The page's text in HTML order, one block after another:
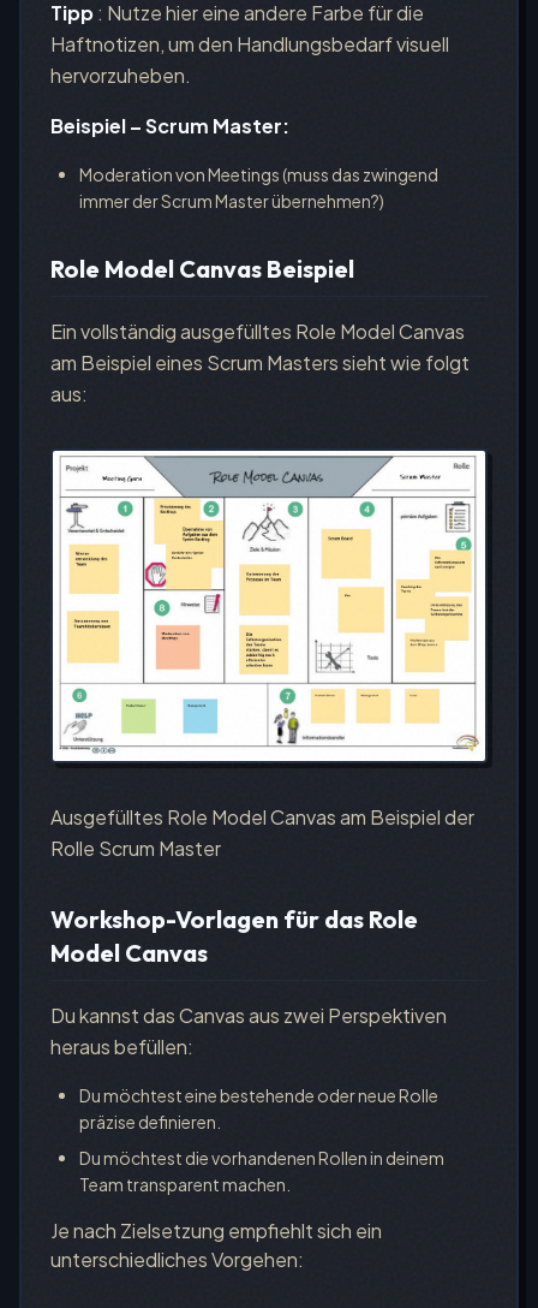
Tipp: Nutze hier eine andere Farbe für die
Haftnotizen, um den Handlungsbedarf visuell
hervorzuheben.
Beispiel – Scrum Master:
Moderation von Meetings (muss das zwingend
immer der Scrum Master übernehmen?)
Role Model Canvas Beispiel
Ein vollständig ausgefülltes Role Model Canvas
am Beispiel eines Scrum Masters sieht wie folgt
aus:
Ausgefülltes Role Model Canvas am Beispiel der
Rolle Scrum Master
Workshop-Vorlagen für das Role
Model Canvas
Du kannst das Canvas aus zwei Perspektiven
heraus befüllen:
Du möchtest eine bestehende oder neue Rolle
präzise definieren.
Du möchtest die vorhandenen Rollen in deinem
Team transparent machen.
Je nach Zielsetzung empfiehlt sich ein
unterschiedliches Vorgehen: